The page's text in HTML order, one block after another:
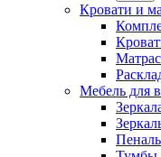
Кровати и
Мебель для